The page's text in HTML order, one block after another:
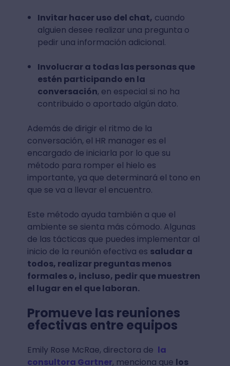
Invitar hacer uso del chat, cuando
alguien desee realizar una pregunta o
pedir una información adicional.
Involucrar a todas las personas que
estén participando en la
conversación, en especial si no ha
contribuido o aportado algún dato.
Además de dirigir el ritmo de la
conversación, el HR manager es el
encargado de iniciarla por lo que su
método para romper el hielo es
importante, ya que determinará el tono en
que se va a llevar el encuentro.
Este método ayuda también a que el
ambiente se sienta más cómodo. Algunas
de las tácticas que puedes implementar al
inicio de la reunión efectiva es saludar a
todos, realizar preguntas menos
formales o, incluso, pedir que muestren
el lugar en el que laboran.
Promueve las reuniones
efectivas entre equipos
Emily Rose McRae, directora de la
consultora Gartner, menciona que los